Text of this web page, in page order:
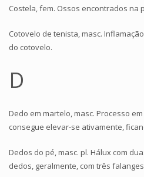
Costela, fem. Ossos encontrados na
Cotovelo de tenista, masc.
do cotovelo.
D
Dedo em martelo, masc. Processo
consegue elevar-se ativamente,
Dedos do pé, masc. pl. Hálux com
dedos, geralmente, com três